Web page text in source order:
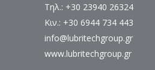
Τηλ.: +30 23940 26324
Κιν.: +30 6944 734 443
info@lubritechgroup.gr
www.lubritechgroup.gr